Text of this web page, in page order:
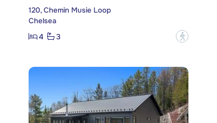
120, Chemin Musie Loop
Chelsea
4
3 ?